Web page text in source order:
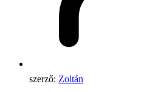
szerző: Zoltán